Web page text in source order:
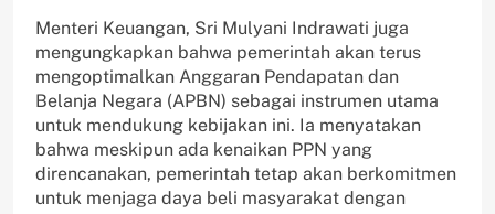
Menteri Keuangan, Sri Mulyani Indrawati juga
mengungkapkan bahwa pemerintah akan terus
mengoptimalkan Anggaran Pendapatan dan
Belanja Negara (APBN) sebagai instrumen utama
untuk mendukung kebijakan ini. Ia menyatakan
bahwa meskipun ada kenaikan PPN yang
direncanakan, pemerintah tetap akan berkomitmen
untuk menjaga daya beli masyarakat dengan